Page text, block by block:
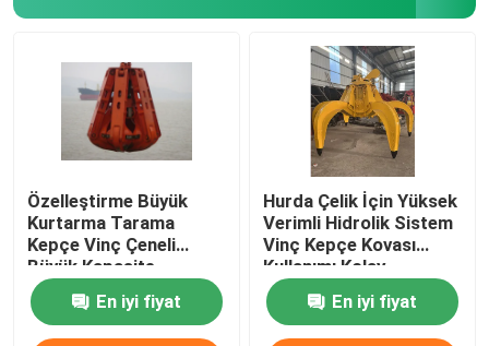
Özelleştirme Büyük
Kurtarma Tarama
Kepçe Vinç Çeneli
Büyük Kapasite
En iyi fiyat
Hurda Çelik İçin Yüksek
Verimli Hidrolik Sistem
Vinç Kepçe Kovası
Kullanımı Kolay
En iyi fiyat